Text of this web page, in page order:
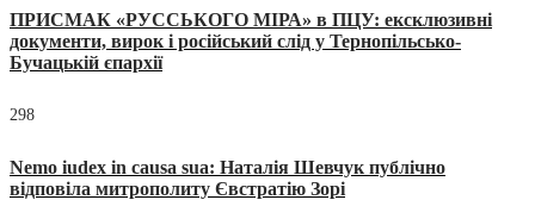
ПРИСМАК «РУССЬКОГО МІРА» в ПЦУ: ексклюзивні
документи, вирок і російський слід у Тернопільсько-
Бучацькій єпархії
298
Nemo iudex in causa sua: Наталія Шевчук публічно
відповіла митрополиту Євстратію Зорі